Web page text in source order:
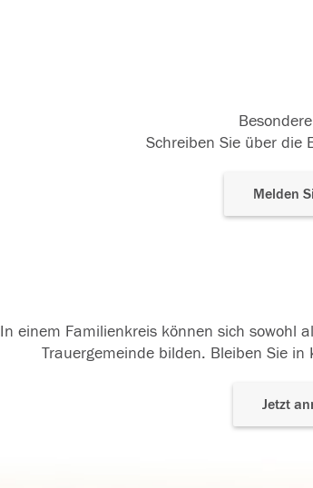
Schreiben Sie über die
Melden
In einem Familienkreis können sich sowohl
Trauergemeinde bilden. Bleiben Sie
Jetzt